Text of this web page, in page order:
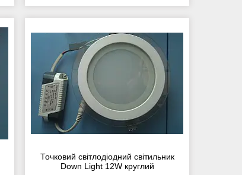
Точковий світлодіодний світильник
Down Light 12W круглий